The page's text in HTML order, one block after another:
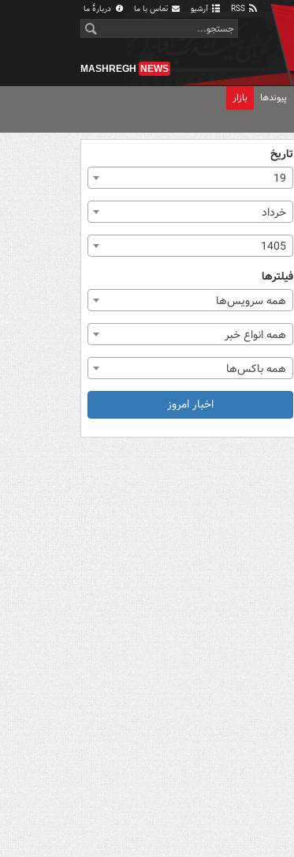
آرشیو تماس با ما دربارهٔ ما
MASHREGH NEWS
پیوندها بازار
تاریخ
19
خرداد
1405
فیلترها
همه سرویس‌ها
همه انواع خبر
همه باکس‌ها
اخبار امروز